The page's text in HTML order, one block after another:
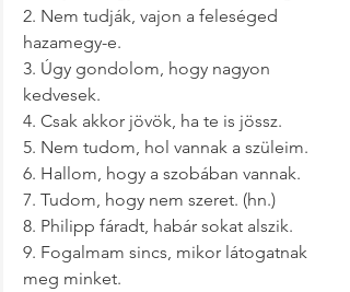
2. Nem tudják, vajon a feleséged
hazamegy-e.
3. Úgy gondolom, hogy nagyon
kedvesek.
4. Csak akkor jövök, ha te is jössz.
5. Nem tudom, hol vannak a szüleim.
6. Hallom, hogy a szobában vannak.
7. Tudom, hogy nem szeret. (hn.)
8. Philipp fáradt, habár sokat alszik.
9. Fogalmam sincs, mikor látogatnak
meg minket.